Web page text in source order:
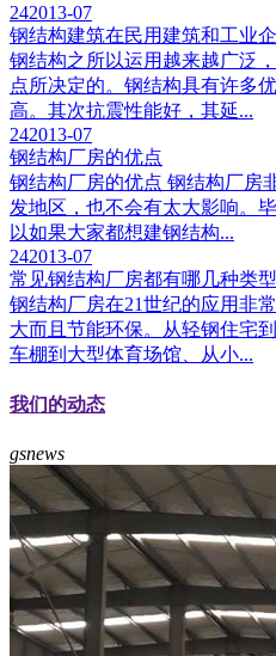
242013-07
钢结构建筑在民用建筑和工业
钢结构之所以运用越来越广泛
点所决定的。钢结构具有许多
高。其次抗震性能好，其延...
242013-07
钢结构厂房的优点
钢结构厂房的优点 钢结构厂房
发地区，也不会有太大影响。
以如果大家都想建钢结构...
242013-07
常见钢结构厂房都有哪几种类
钢结构厂房在21世纪的应用非
大而且节能环保。从轻钢住宅
车棚到大型体育场馆、从小...
我们的动态
gsnews